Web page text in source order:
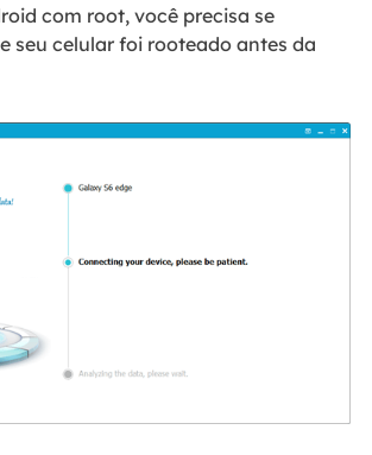
com root, você precisa se
seu celular foi rooteado antes da